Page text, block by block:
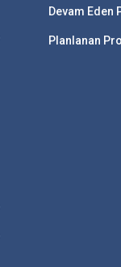
Devam
Planlanan